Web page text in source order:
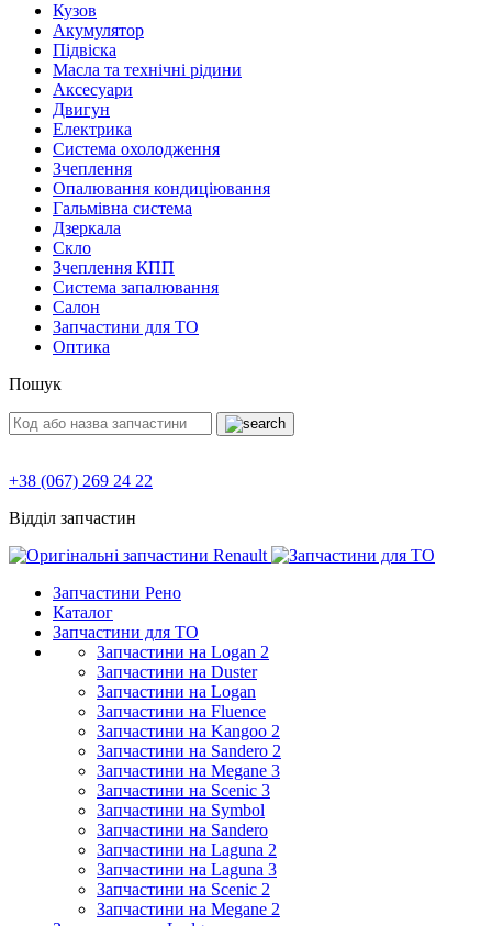
Кузов
Акумулятор
Підвіска
Масла та технічні рідини
Аксесуари
Двигун
Електрика
Система охолодження
Зчеплення
Опалювання кондиціювання
Гальмівна система
Дзеркала
Скло
Зчеплення КПП
Система запалювання
Салон
Запчастини для ТО
Оптика
Пошук
+38 (067) 269 24 22
Відділ запчастин
Запчастини Рено
Каталог
Запчастини для ТО
Запчастини на Logan 2
Запчастини на Duster
Запчастини на Logan
Запчастини на Fluence
Запчастини на Kangoo 2
Запчастини на Sandero 2
Запчастини на Megane 3
Запчастини на Scenic 3
Запчастини на Symbol
Запчастини на Sandero
Запчастини на Laguna 2
Запчастини на Laguna 3
Запчастини на Scenic 2
Запчастини на Megane 2